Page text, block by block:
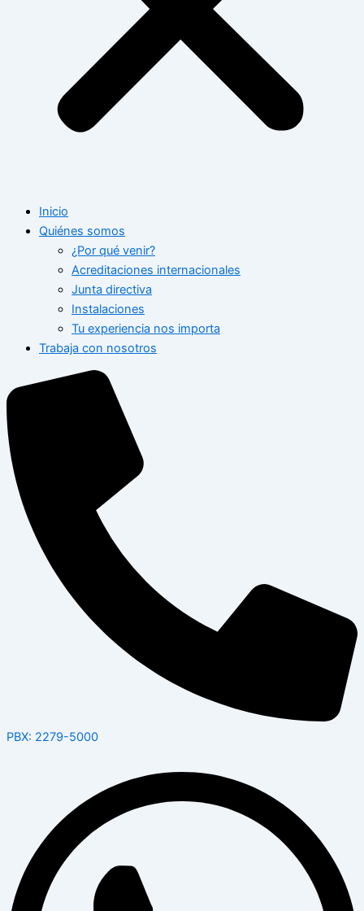
Inicio
Quiénes somos
¿Por qué venir?
Acreditaciones internacionales
Junta directiva
Instalaciones
Tu experiencia nos importa
Trabaja con nosotros
PBX: 2279-5000